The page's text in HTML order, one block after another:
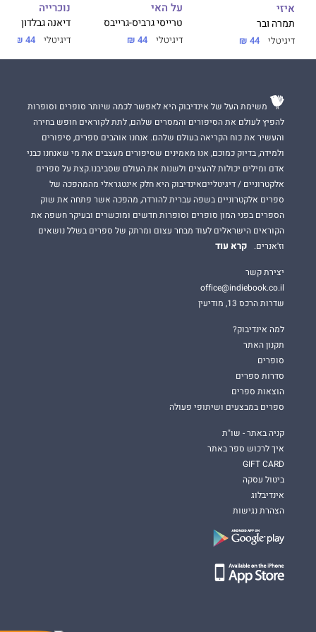
במשק על השפעות הטכנולוגיה על עובדים, מנהלים וארגונים. הוא
פרסם ארבעה ספרים ואינספור כתבות, מאמרים, ראיונות וטורים
העוסקים בהשפעת המדיה החדשה על החברה.
איזי
תמרה ובר
דיגיטלי 44 ₪
על האי
טרייסי גרביס-גרייבס
דיגיטלי 44 ₪
נוכרייה
דיאנה גבלדון
דיגיטלי 44 ₪
משימת העל של אינדיבוק היא לאפשר לכמה שיותר סופרים וסופרות
להפיץ לעולם את הסיפורים והמסרים שלהם, לתת לקוראים חופש בחירה
והעשיר את כוח הקריאה בעולם שלהם. אנחנו אוהבים ספרים, סיפורים
ולמידה, בדיוק כמוכם, אנו מאמינים שסיפורים מעצבים את מי שאנחנו כבני
אדם ומילים יכולות להעצים ולשנות את העולם שסביבנו.קצת על ספרים
אלקטרוניים / דיגיטלייםאינדיבוק היא חלק אינטגראלי מהמהפכה של
ספרים אלקטרוניים בשפה עברית להורדה, מהפכה אשר פתחה את שוק
הספרים בפני המון סופרים וסופרות חדשים ומוכשרים ובעיקר חשפה את
הקוראים הישראלים לעוד מבחר עצום ומרתק של ספרים בשלל נושאים
וז'אנרים.
קרא עוד
יצירת קשר
office@indiebook.co.il
שדרות הרכס 13, מודיעין
למה אינדיבוק?
תקנון האתר
סופרים
סדרות ספרים
הוצאות ספרים
ספרים במבצעים ושיתופי פעולה
קניה באתר - שו"ת
איך לרכוש ספר באתר
GIFT CARD
ביטול עסקה
אינדיבלוג
הצהרת נגישות